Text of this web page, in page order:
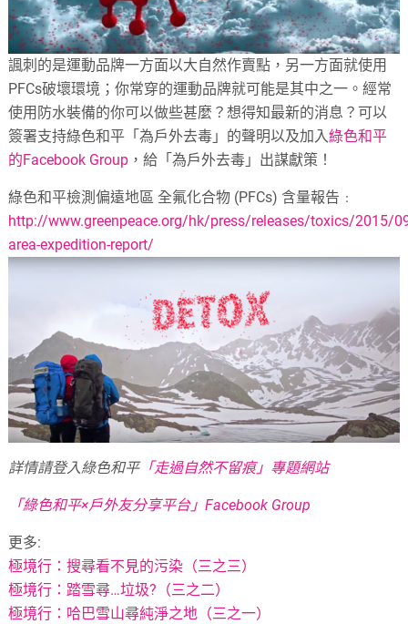
諷刺的是運動品牌一方面以大自然作賣點，另一方面就使用
PFCs破壞環境；你常穿的運動品牌就可能是其中之一。經常
使用防水裝備的你可以做些甚麼？想得知最新的消息？可以
簽署支持綠色和平「為戶外去毒」的聲明以及加入綠色和平
的Facebook Group ，給「為戶外去毒」出謀獻策！
綠色和平檢測偏遠地區 全氟化合物 (PFCs) 含量報告﹕
http://www.greenpeace.org/hk/press/releases/toxics/2015/
area-expedition-report/
詳情請登入綠色和平「走過自然不留痕」專題網站
「綠色和平×戶外友分享平台」Facebook Group
更多:
極境行：搜尋看不見的污染（三之三）
極境行：踏雪尋…垃圾?（三之二）
極境行：哈巴雪山尋純淨之地（三之一）